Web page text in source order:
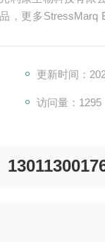
，更多StressMarq
更新时间：
访问量：1295